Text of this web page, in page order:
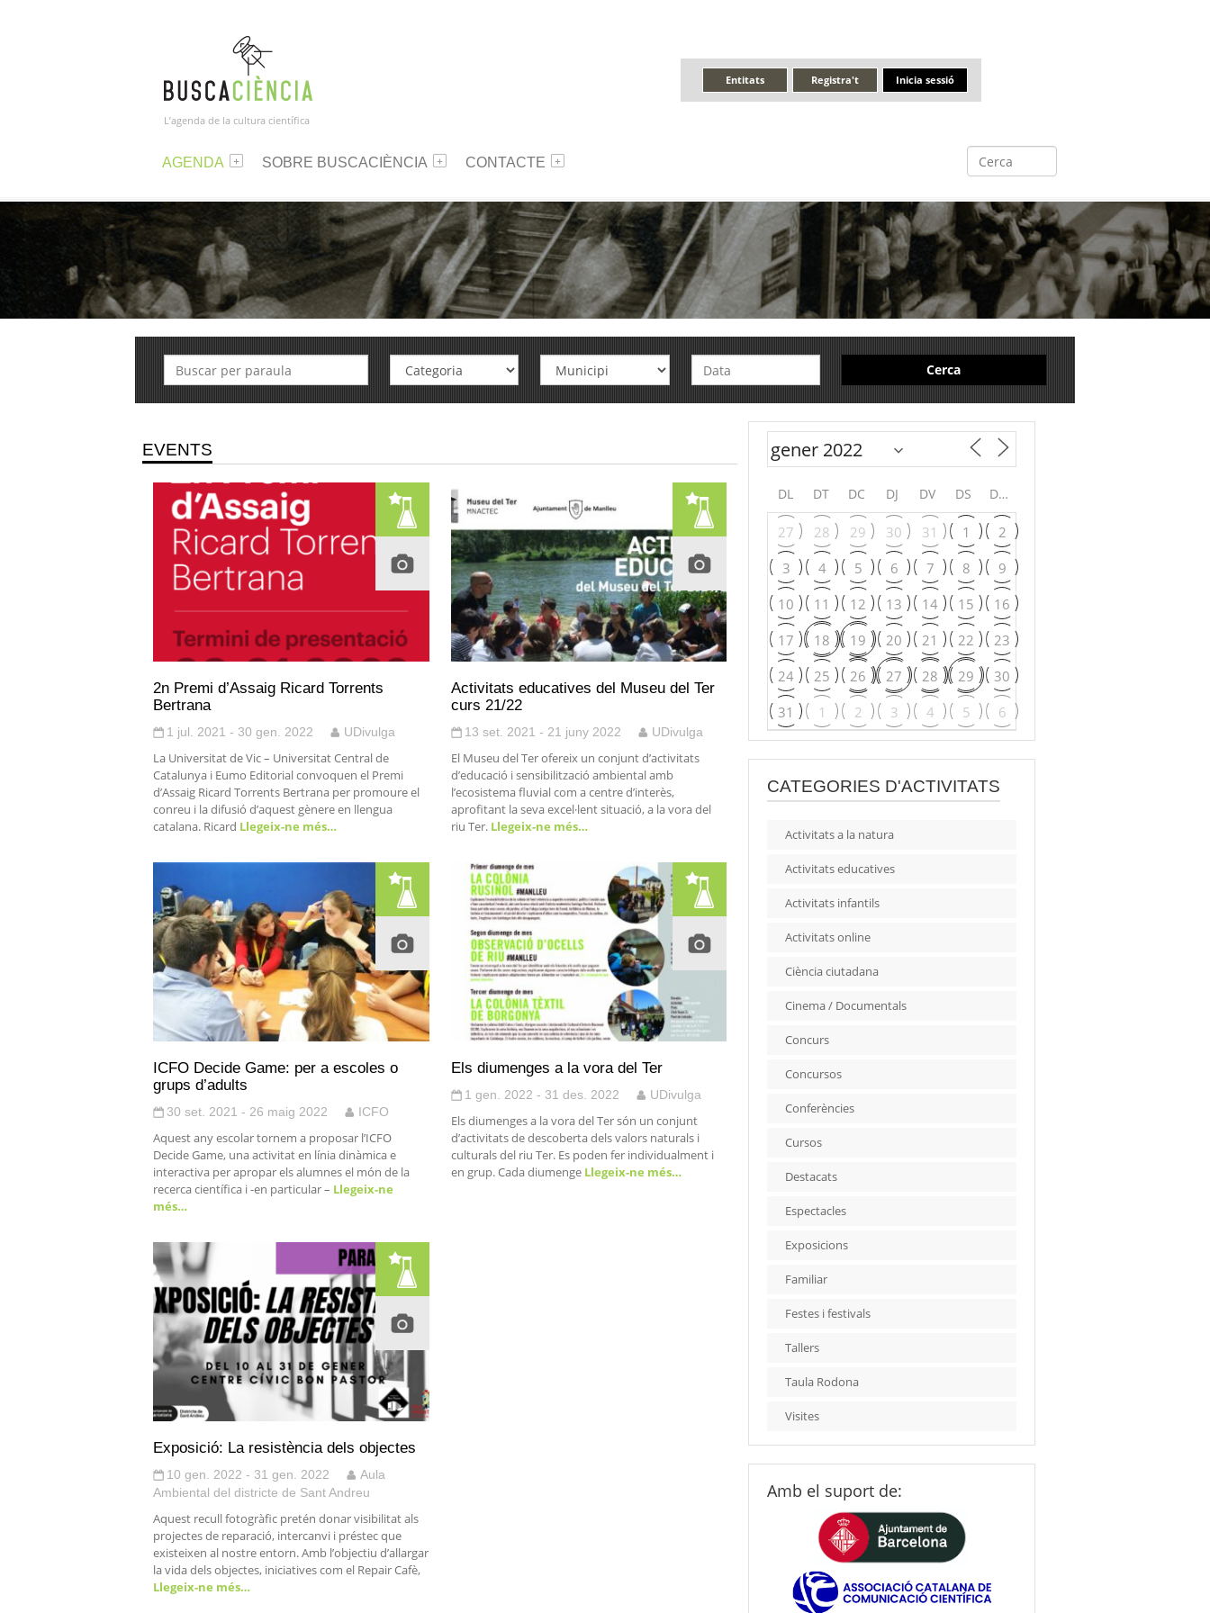
L’agenda de la cultura científica
Inicia sessió
Registra't
Entitats
AGENDA SOBRE BUSCACIÈNCIA CONTACTE
Cerca
EVENTS
2n Premi d’Assaig Ricard Torrents
Bertrana
1 jul. 2021 - 30 gen. 2022 UDivulga
La Universitat de Vic – Universitat Central de
Catalunya i Eumo Editorial convoquen el Premi
d’Assaig Ricard Torrents Bertrana per promoure el
conreu i la difusió d’aquest gènere en llengua
catalana. Ricard Llegeix-ne més…
Activitats educatives del Museu del Ter
curs 21/22
13 set. 2021 - 21 juny 2022 UDivulga
El Museu del Ter ofereix un conjunt d’activitats
d’educació i sensibilització ambiental amb
l’ecosistema fluvial com a centre d’interès,
aprofitant la seva excel·lent situació, a la vora del
riu Ter.Llegeix-ne més…
ICFO Decide Game: per a escoles o
grups d’adults
30 set. 2021 - 26 maig 2022 ICFO
Aquest any escolar tornem a proposar l’ICFO
Decide Game, una activitat en línia dinàmica e
interactiva per apropar els alumnes el món de la
recerca científica i -en particular – Llegeix-ne
més…
Els diumenges a la vora del Ter
1 gen. 2022 - 31 des. 2022 UDivulga
Els diumenges a la vora del Ter són un conjunt
d’activitats de descoberta dels valors naturals i
culturals del riu Ter. Es poden fer individualment i
en grup. Cada diumengeLlegeix-ne més…
Exposició: La resistència dels objectes
10 gen. 2022 - 31 gen. 2022
Aula
Ambiental del districte de Sant Andreu
Aquest recull fotogràfic pretén donar visibilitat als
projectes de reparació, intercanvi i préstec que
existeixen al nostre entorn. Amb l’objectiu d’allargar
la vida dels objectes, iniciatives com el Repair Cafè,
Llegeix-ne més…
DL DT DC DJ DV DS DG
27 28 29 30 31 1
2
3
4 5 6 7 8
9
10
11 12 13 14 15
16
17
18 19 20 21 22
23
24
25 26 27 28 29
30
31
1 2 3 4 5 6
CATEGORIES D'ACTIVITATS
Activitats a la natura
Activitats educatives
Activitats infantils
Activitats online
Ciència ciutadana
Cinema / Documentals
Concurs
Concursos
Conferències
Cursos
Destacats
Espectacles
Exposicions
Familiar
Festes i festivals
Tallers
Taula Rodona
Visites
Amb el suport de: